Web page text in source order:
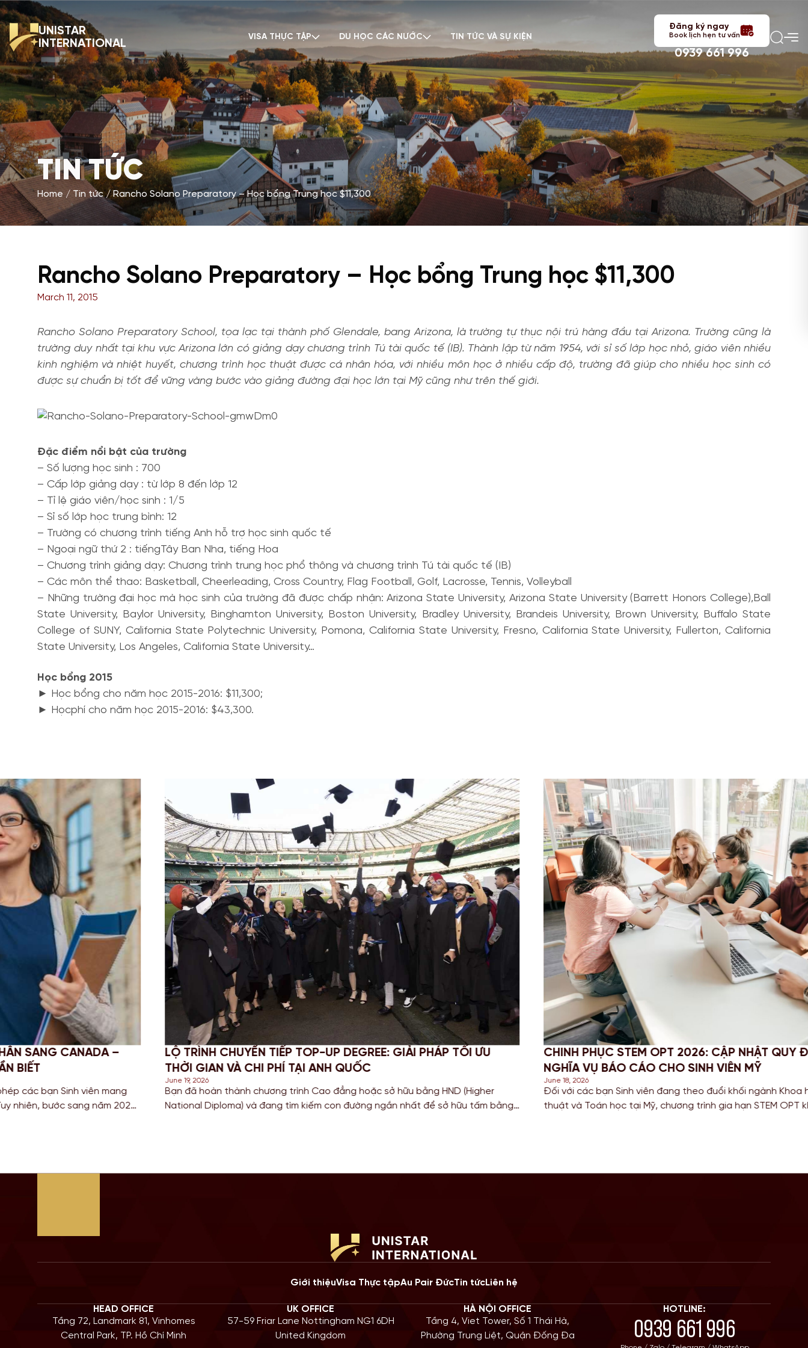
UNISTAR
INTERNATIONAL
VISA THỰC TẬP DU HỌC CÁC NƯỚC TIN TỨC VÀ SỰ KIỆN
Đăng ký ngay
Book lịch hẹn tư vấn
0939 661 996
TIN TỨC
Home Tin tức Rancho Solano Preparatory – Học bổng Trung học $11,300
Rancho Solano Preparatory – Học bổng Trung học $11,300
March 11, 2015
Rancho Solano Preparatory School, tọa lạc tại thành phố Glendale, bang Arizona, là trường tự thục nội trú hàng đầu tại Arizona. Trường cũng là
trường duy nhất tại khu vực Arizona lớn có giảng dạy chương trình Tú tài quốc tế (IB). Thành lập từ năm 1954, với sỉ số lớp học nhỏ, giáo viên nhiều
kinh nghiệm và nhiệt huyết, chương trình học thuật được cá nhân hóa, với nhiều môn học ở nhiều cấp độ, trường đã giúp cho nhiều học sinh có
được sự chuẩn bị tốt để vững vàng bước vào giảng đường đại học lớn tại Mỹ cũng như trên thế giới.
Đặc điểm nổi bật của trường
– Số lượng học sinh : 700
– Cấp lớp giảng dạy : từ lớp 8 đến lớp 12
– Tỉ lệ giáo viên/học sinh : 1/5
– Sỉ số lớp học trung bình: 12
– Trường có chương trình tiếng Anh hỗ trợ học sinh quốc tế
– Ngoại ngữ thứ 2 : tiếngTây Ban Nha, tiếng Hoa
– Chương trình giảng dạy: Chương trình trung học phổ thông và chương trình Tú tài quốc tế (IB)
– Các môn thể thao: Basketball, Cheerleading, Cross Country, Flag Football, Golf, Lacrosse, Tennis, Volleyball
– Những trường đại học mà học sinh của trường đã được chấp nhận: Arizona State University, Arizona State University (Barrett Honors College),Ball
State University, Baylor University, Binghamton University, Boston University, Bradley University, Brandeis University, Brown University, Buffalo State
College of SUNY, California State Polytechnic University, Pomona, California State University, Fresno, California State University, Fullerton, California
State University, Los Angeles, California State University…
Học bổng 2015
► Học bổng cho năm học 2015-2016: $11,300;
► Họcphí cho năm học 2015-2016: $43,300.
UP DEGREE: GIẢI PHÁP TỐI ƯU
QUỐC
đẳng hoặc sở hữu bằng HND (Higher
con đường ngắn nhất để sở hữu tấm bằng
CHINH PHỤC STEM OPT 2026: CẬP NHẬT QUY ĐỊNH MỚI VÀ
NGHĨA VỤ BÁO CÁO CHO SINH VIÊN MỸ
Đối với các bạn Sinh viên đang theo đuổi khối ngành Khoa học, Công nghệ, Kỹ
thuật và Toán học tại Mỹ, chương trình gia hạn STEM OPT không chỉ là cơ hội
PROFESSIONAL YEAR (PY) LÀ GÌ?
VÀNG ĐỂ CỘNG ĐIỂM ĐỊNH CƯ ÚC
Trong bối cảnh cuộc đua giành tấm thẻ
nên khốc liệt vào năm 2026, các bạn Sinh
Giới thiệuVisa Thực tậpAu Pair ĐứcTin tứcLiên hệ
HEAD OFFICE
Tầng 72, Landmark 81, Vinhomes
Central Park, TP. Hồ Chí Minh
UK OFFICE
57-59 Friar Lane Nottingham NG1 6DH
United Kingdom
HÀ NỘI OFFICE
Tầng 4, Viet Tower, Số 1 Thái Hà,
Phường Trung Liệt, Quận Đống Đa
HOTLINE:
0939 661 996